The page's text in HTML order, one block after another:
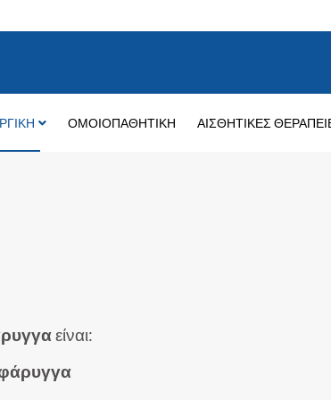
ΟΜΟΙΟΠΑΘΗΤΙΚΉ ΑΙΣΘΗΤΙΚΈΣ
είναι: